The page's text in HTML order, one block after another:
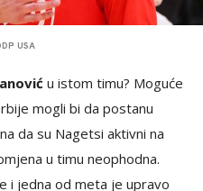
USA
u istom timu? Moguće
mogli bi da postanu
da su Nagetsi aktivni na
u timu neophodna.
i jedna od meta je upravo